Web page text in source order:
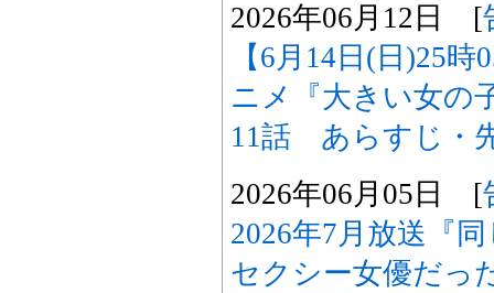
2026年06月12日 [
【6月14日(日)25
ニメ『大きい女の
11話 あらすじ・
2026年06月05日 [
2026年7月放送『
セクシー女優だっ